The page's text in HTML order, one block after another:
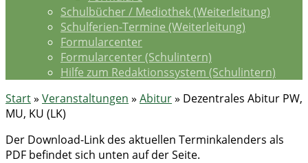
Schulbücher / Mediothek (Weiterleitung)
Schulferien-Termine (Weiterleitung)
Formularcenter
Formularcenter (Schulintern)
Hilfe zum Redaktionssystem (Schulintern)
Start» Veranstaltungen » Abitur» Dezentrales Abitur PW,
MU, KU (LK)
Der Download-Link des aktuellen Terminkalenders als
PDF befindet sich unten auf der Seite.